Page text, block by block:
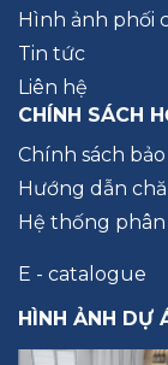
Hình ảnh phối
Tin tức
Liên hệ
CHÍNH SÁCH
Chính sách
Hướng dẫn
Hệ thống
E - catalogue
HÌNH ẢNH DỰ